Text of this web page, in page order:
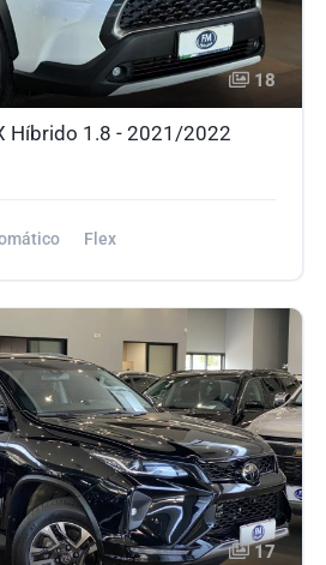
18
Híbrido 1.8 - 2021/2022
Flex
17